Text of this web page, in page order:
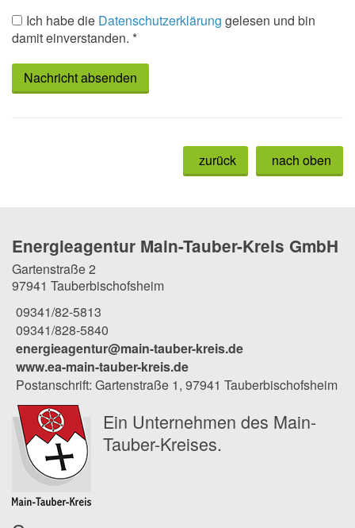
Ich habe die Datenschutzerklärung gelesen und bin
damit einverstanden. *
nach oben
zurück
Energieagentur Main-Tauber-Kreis GmbH
Gartenstraße 2
97941 Tauberbischofsheim
09341/82-5813
09341/828-5840
energieagentur@main-tauber-kreis.de
www.ea-main-tauber-kreis.de
Postanschrift: Gartenstraße 1, 97941 Tauberbischofsheim
Ein Unternehmen des Main-
Tauber-Kreises.